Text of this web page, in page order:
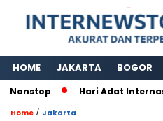
HOME JAKARTA BOGOR
Hari Adat
Home / Jakarta